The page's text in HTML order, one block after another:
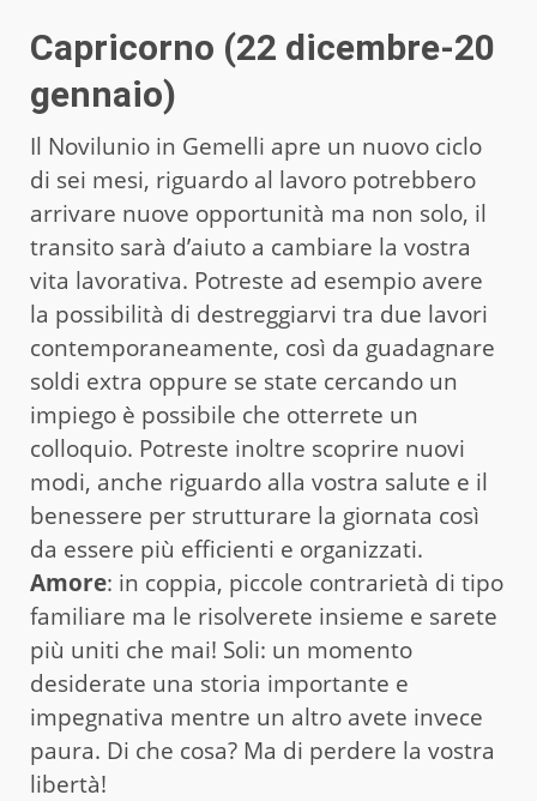
Capricorno (22 dicembre-20
gennaio)
Il Novilunio in Gemelli apre un nuovo ciclo
di sei mesi, riguardo al lavoro potrebbero
arrivare nuove opportunità ma non solo, il
transito sarà d’aiuto a cambiare la vostra
vita lavorativa. Potreste ad esempio avere
la possibilità di destreggiarvi tra due lavori
contemporaneamente, così da guadagnare
soldi extra oppure se state cercando un
impiego è possibile che otterrete un
colloquio. Potreste inoltre scoprire nuovi
modi, anche riguardo alla vostra salute e il
benessere per strutturare la giornata così
da essere più efficienti e organizzati.
Amore: in coppia, piccole contrarietà di tipo
familiare ma le risolverete insieme e sarete
più uniti che mai! Soli: un momento
desiderate una storia importante e
impegnativa mentre un altro avete invece
paura. Di che cosa? Ma di perdere la vostra
libertà!